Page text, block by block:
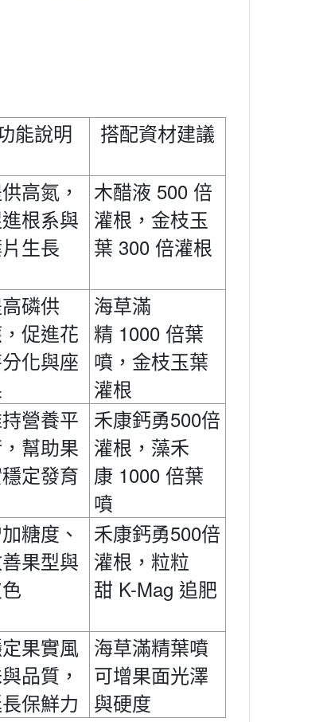
能說明 搭配資材建議
高氮，
根系與
生長
木醋液 500 倍
灌根，金枝玉
葉 300 倍灌根
磷供
促進花
化與座
海草滿
精 1000 倍葉
噴，金枝玉葉
灌根
營養平
幫助果
定發育
禾康鈣勇500倍
灌根，藻禾
康 1000 倍葉
噴
糖度、
果型與
禾康鈣勇500倍
灌根，粒粒
甜 K-Mag 追肥
果實風
品質，
保鮮力
海草滿精葉噴
可增果面光澤
與硬度